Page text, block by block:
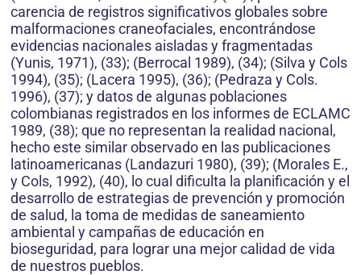
carencia de registros significativos globales sobre
malformaciones craneofaciales, encontrándose
evidencias nacionales aisladas y fragmentadas
(Yunis, 1971), (33); (Berrocal 1989), (34); (Silva y Cols
1994), (35); (Lacera 1995), (36); (Pedraza y Cols.
1996), (37); y datos de algunas poblaciones
colombianas registrados en los informes de ECLAMC
1989, (38); que no representan la realidad nacional,
hecho este similar observado en las publicaciones
latinoamericanas (Landazuri 1980), (39); (Morales E.,
y Cols, 1992), (40), lo cual dificulta la planificación y el
desarrollo de estrategias de prevención y promoción
de salud, la toma de medidas de saneamiento
ambiental y campañas de educación en
bioseguridad, para lograr una mejor calidad de vida
de nuestros pueblos.